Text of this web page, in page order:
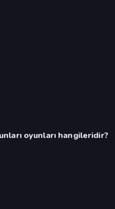
oyunları hangileridir?